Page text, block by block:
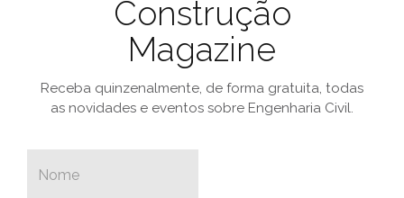
Construção
Magazine
Receba quinzenalmente, de forma gratuita, todas
as novidades e eventos sobre Engenharia Civil.